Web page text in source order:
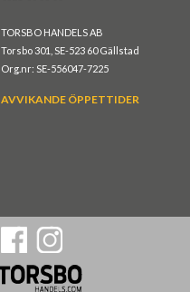
TORSBO HANDELS AB
Torsbo 301, SE-523 60 Gällstad
Org.nr: SE-556047-7225
AVVIKANDE ÖPPETTIDER